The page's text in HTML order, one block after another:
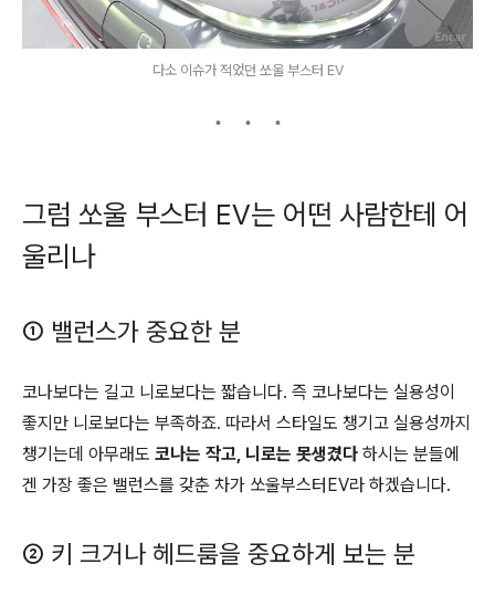
다소 이슈가 적었던 쏘울 부스터 EV
그럼 쏘울 부스터 EV는 어떤 사람한테 어
울리나
① 밸런스가 중요한 분
코나보다는 길고 니로보다는 짧습니다. 즉 코나보다는 실용성이
좋지만 니로보다는 부족하죠. 따라서 스타일도 챙기고 실용성까지
챙기는데 아무래도 코나는 작고, 니로는 못생겼다 하시는 분들에
겐 가장 좋은 밸런스를 갖춘 차가 쏘울부스터EV라 하겠습니다.
② 키 크거나 헤드룸을 중요하게 보는 분